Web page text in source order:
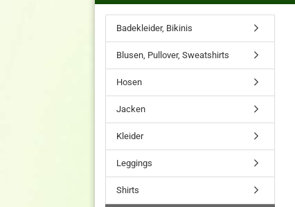
Badekleider, Bikinis
Blusen, Pullover, Sweatshirts
Hosen
Jacken
Kleider
Leggings
Shirts